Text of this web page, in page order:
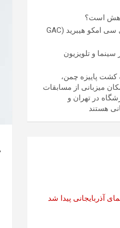
است؟
بررسی کراس‌اوور هیبریدی جی ای سی امکو هیبرید (GAC
و تلویزیون
کشت پاییزه چمن،
میزبانی از مسابقات
در تهران و
هستند
آذربایجانی پیدا شد